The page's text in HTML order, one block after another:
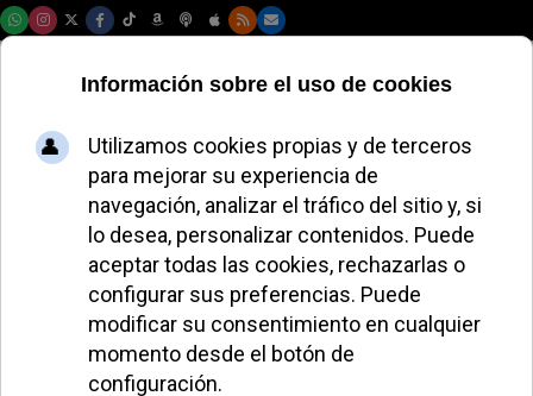
Un libro revela los
secretos del
cónclave que eligió
al Papa León XIV